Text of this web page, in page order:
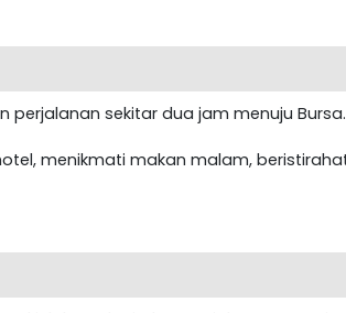
perjalanan sekitar dua jam menuju Bursa.
menikmati makan malam,